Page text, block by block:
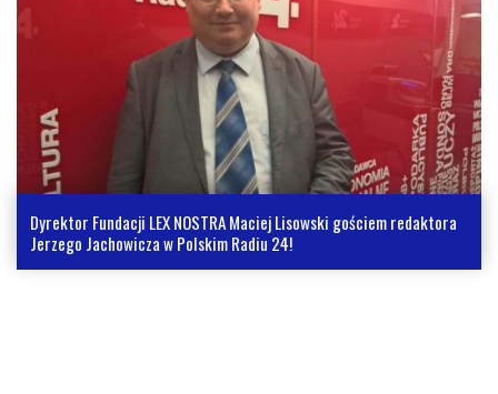
Dyrektor Fundacji LEX NOSTRA Maciej Lisowski gościem redaktora
Jerzego Jachowicza w Polskim Radiu 24!